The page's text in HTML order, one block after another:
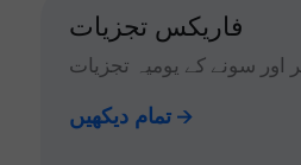
فاریکس تجزیات
اور سونے کے یومیہ تجزیات
تمام دیکھیں